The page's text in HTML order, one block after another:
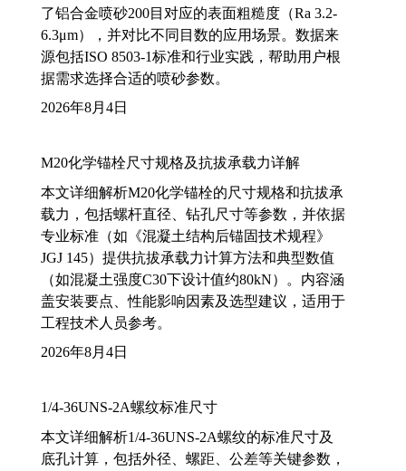
了铝合金喷砂200目对应的表面粗糙度（Ra 3.2-
6.3μm），并对比不同目数的应用场景。数据来
源包括ISO 8503-1标准和行业实践，帮助用户根
据需求选择合适的喷砂参数。
2026年8月4日
M20化学锚栓尺寸规格及抗拔承载力详解
本文详细解析M20化学锚栓的尺寸规格和抗拔承
载力，包括螺杆直径、钻孔尺寸等参数，并依据
专业标准（如《混凝土结构后锚固技术规程》
JGJ 145）提供抗拔承载力计算方法和典型数值
（如混凝土强度C30下设计值约80kN）。内容涵
盖安装要点、性能影响因素及选型建议，适用于
工程技术人员参考。
2026年8月4日
1/4-36UNS-2A螺纹标准尺寸
本文详细解析1/4-36UNS-2A螺纹的标准尺寸及
底孔计算，包括外径、螺距、公差等关键参数，